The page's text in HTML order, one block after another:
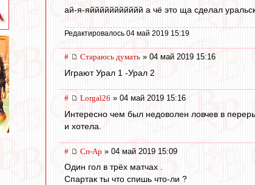
ай-я-яййййййййййй а чё это ща сделал
Редактировалось 04 май 2019 15:19
# Стараюсь думать » 04 май 2019 15:16
Играют Урал 1 -Урал 2
# Lorgal26 » 04 май 2019 15:16
Интересно чем был недоволен ловчев в
и хотела.
# Сп-Ар » 04 май 2019 15:09
Один гол в трёх матчах .
Спартак ты что спишь что-ли ?